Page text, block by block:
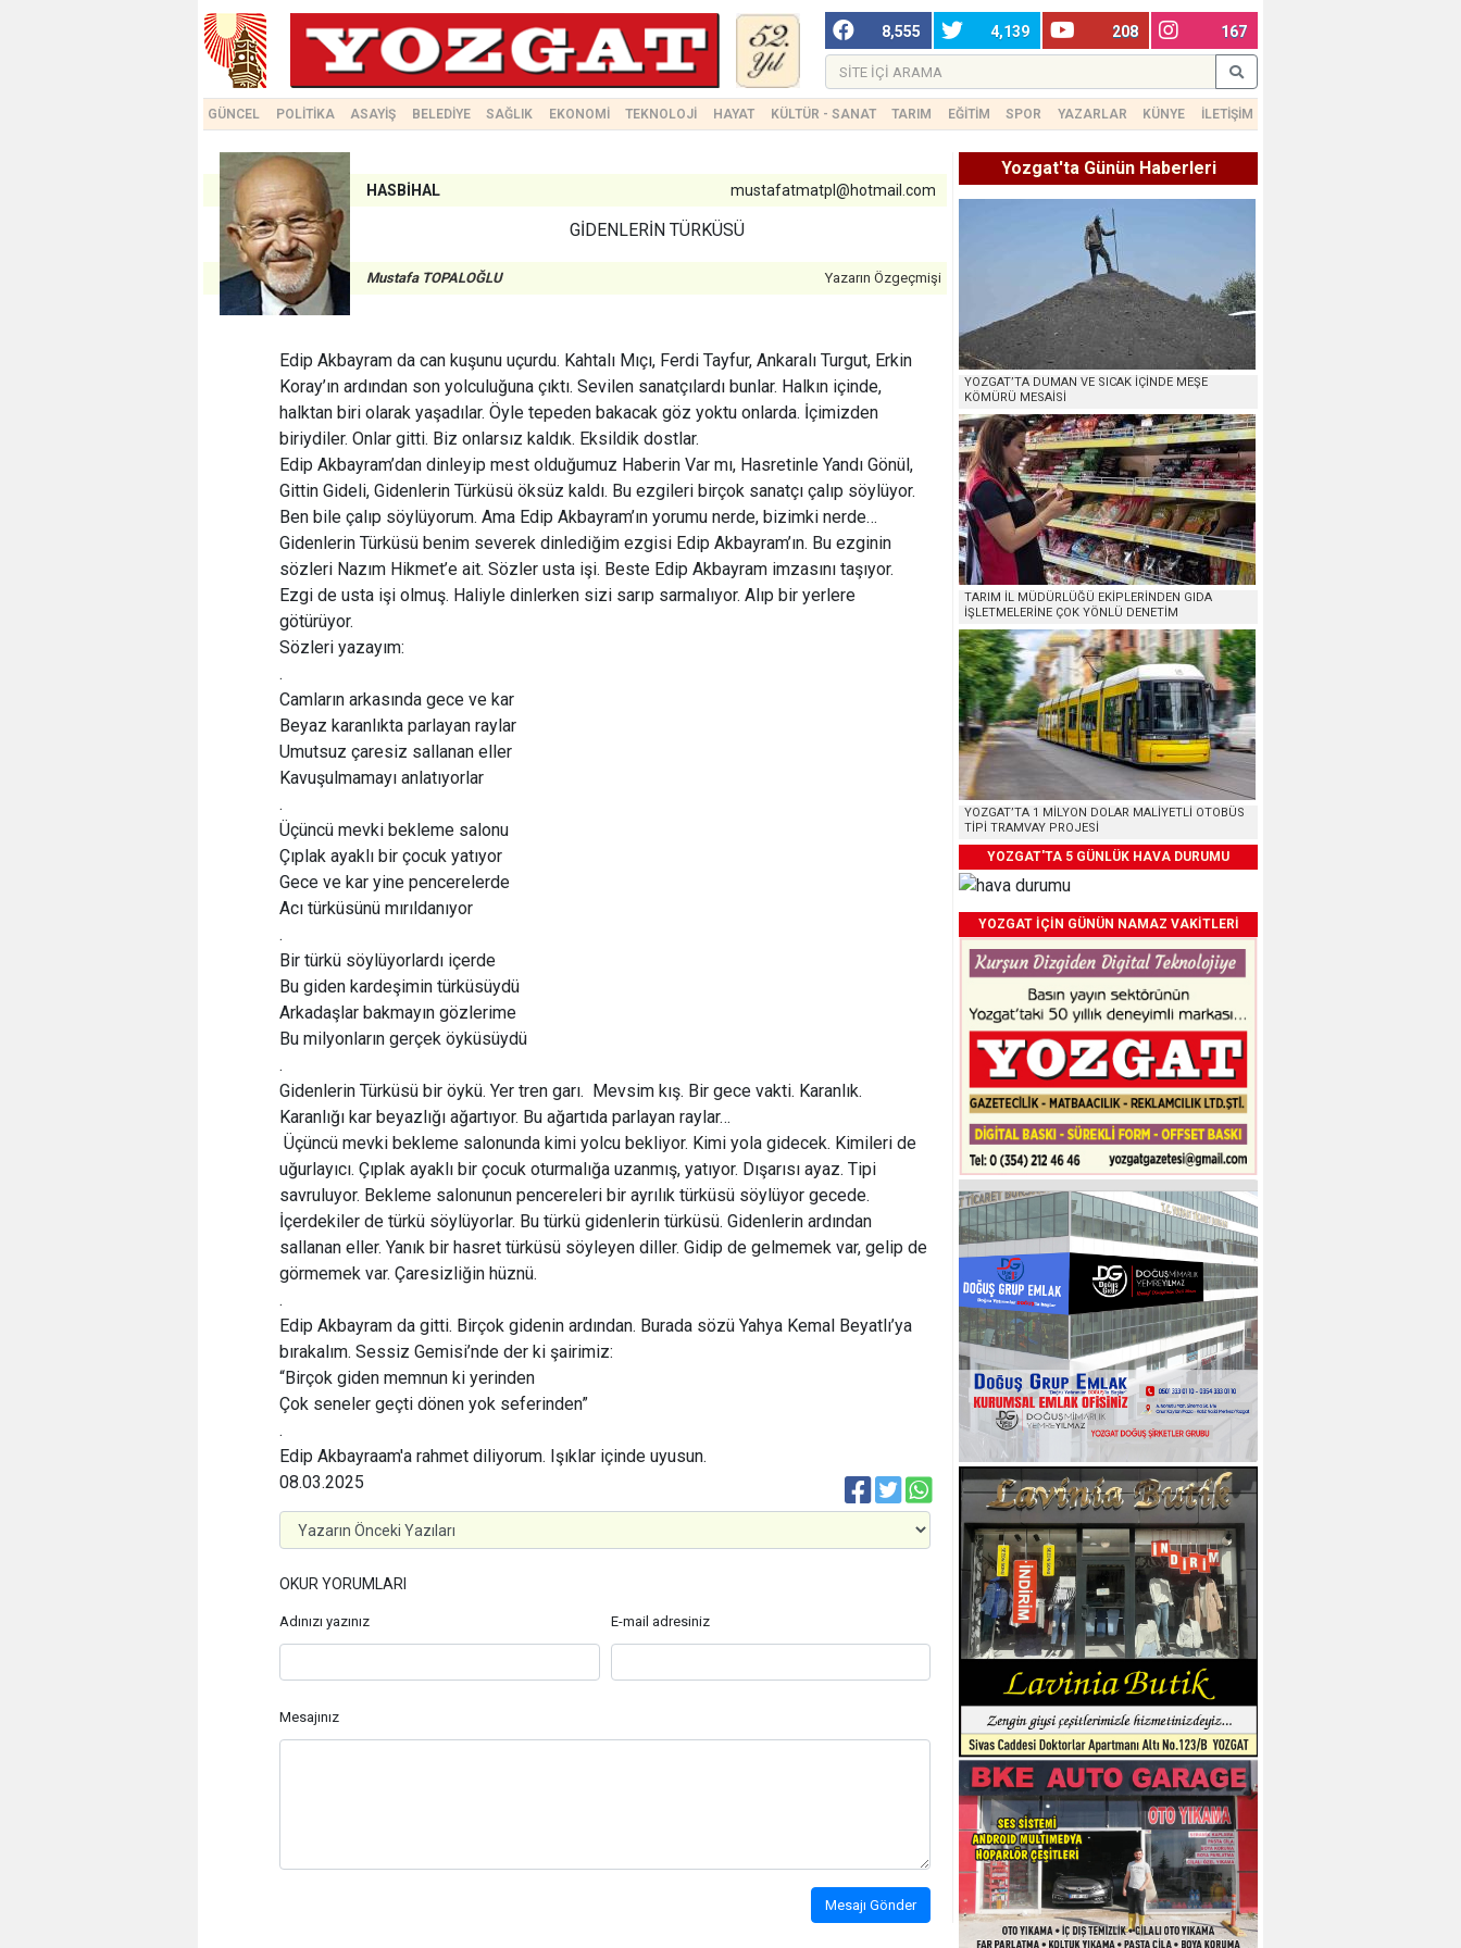
8,555 4,139 208 167
GÜNCEL POLİTİKA ASAYİŞ BELEDİYE SAĞLIK EKONOMİ TEKNOLOJİ HAYAT KÜLTÜR - SANAT TARIM EĞİTİM SPOR YAZARLAR KÜNYE İLETİŞİM
HASBİHAL mustafatmatpl@hotmail.com
GİDENLERİN TÜRKÜSÜ
Mustafa TOPALOĞLU Yazarın Özgeçmişi
Edip Akbayram da can kuşunu uçurdu. Kahtalı Mıçı, Ferdi Tayfur, Ankaralı Turgut, Erkin
Koray’ın ardından son yolculuğuna çıktı. Sevilen sanatçılardı bunlar. Halkın içinde,
halktan biri olarak yaşadılar. Öyle tepeden bakacak göz yoktu onlarda. İçimizden
biriydiler. Onlar gitti. Biz onlarsız kaldık. Eksildik dostlar.
Edip Akbayram’dan dinleyip mest olduğumuz Haberin Var mı, Hasretinle Yandı Gönül,
Gittin Gideli, Gidenlerin Türküsü öksüz kaldı. Bu ezgileri birçok sanatçı çalıp söylüyor.
Ben bile çalıp söylüyorum. Ama Edip Akbayram’ın yorumu nerde, bizimki nerde…
Gidenlerin Türküsü benim severek dinlediğim ezgisi Edip Akbayram’ın. Bu ezginin
sözleri Nazım Hikmet’e ait. Sözler usta işi. Beste Edip Akbayram imzasını taşıyor.
Ezgi de usta işi olmuş. Haliyle dinlerken sizi sarıp sarmalıyor. Alıp bir yerlere
götürüyor.
Sözleri yazayım:
.
Camların arkasında gece ve kar
Beyaz karanlıkta parlayan raylar
Umutsuz çaresiz sallanan eller
Kavuşulmamayı anlatıyorlar
.
Üçüncü mevki bekleme salonu
Çıplak ayaklı bir çocuk yatıyor
Gece ve kar yine pencerelerde
Acı türküsünü mırıldanıyor
.
Bir türkü söylüyorlardı içerde
Bu giden kardeşimin türküsüydü
Arkadaşlar bakmayın gözlerime
Bu milyonların gerçek öyküsüydü
.
Gidenlerin Türküsü bir öykü. Yer tren garı. Mevsim kış. Bir gece vakti. Karanlık.
Karanlığı kar beyazlığı ağartıyor. Bu ağartıda parlayan raylar…
Üçüncü mevki bekleme salonunda kimi yolcu bekliyor. Kimi yola gidecek. Kimileri de
uğurlayıcı. Çıplak ayaklı bir çocuk oturmalığa uzanmış, yatıyor. Dışarısı ayaz. Tipi
savruluyor. Bekleme salonunun pencereleri bir ayrılık türküsü söylüyor gecede.
İçerdekiler de türkü söylüyorlar. Bu türkü gidenlerin türküsü. Gidenlerin ardından
sallanan eller. Yanık bir hasret türküsü söyleyen diller. Gidip de gelmemek var, gelip de
görmemek var. Çaresizliğin hüznü.
.
Edip Akbayram da gitti. Birçok gidenin ardından. Burada sözü Yahya Kemal Beyatlı’ya
bırakalım. Sessiz Gemisi’nde der ki şairimiz:
“Birçok giden memnun ki yerinden
Çok seneler geçti dönen yok seferinden”
.
Edip Akbayraam'a rahmet diliyorum. Işıklar içinde uyusun.
08.03.2025
OKUR YORUMLARI
Adınızı yazınız E-mail adresiniz
Mesajınız
Mesajı Gönder
Yozgat'ta Günün Haberleri
YOZGAT’TA DUMAN VE SICAK İÇİNDE MEŞE
KÖMÜRÜ MESAİSİ
TARIM İL MÜDÜRLÜĞÜ EKİPLERİNDEN GIDA
İŞLETMELERİNE ÇOK YÖNLÜ DENETİM
YOZGAT’TA 1 MİLYON DOLAR MALİYETLİ OTOBÜS
TİPİ TRAMVAY PROJESİ
YOZGAT'TA 5 GÜNLÜK HAVA DURUMU
YOZGAT İÇİN GÜNÜN NAMAZ VAKİTLERİ